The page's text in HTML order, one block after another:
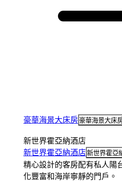
豪華海景大床房豪華海景大床
新世界霍亞納酒店
新世界霍亞納酒店新世界霍亞
精心設計的客房配有私人陽
化豐富和海岸寧靜的門戶。